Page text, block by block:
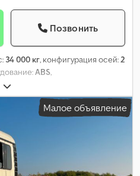
Позвонить
34 000 кг, конфигурация осей:2
ABS,
Малое объявление